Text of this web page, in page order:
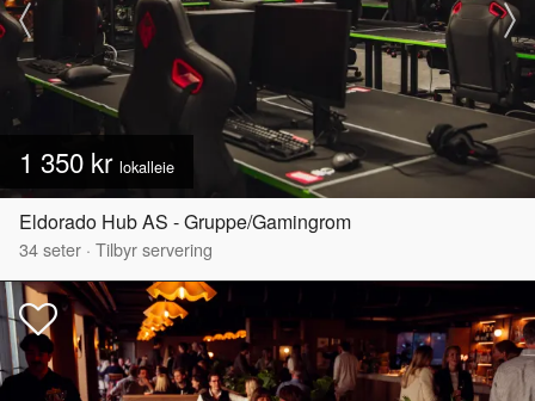
1 350 kr lokalleie
Eldorado Hub AS - Gruppe/Gamingrom
34seter · Tilbyr servering